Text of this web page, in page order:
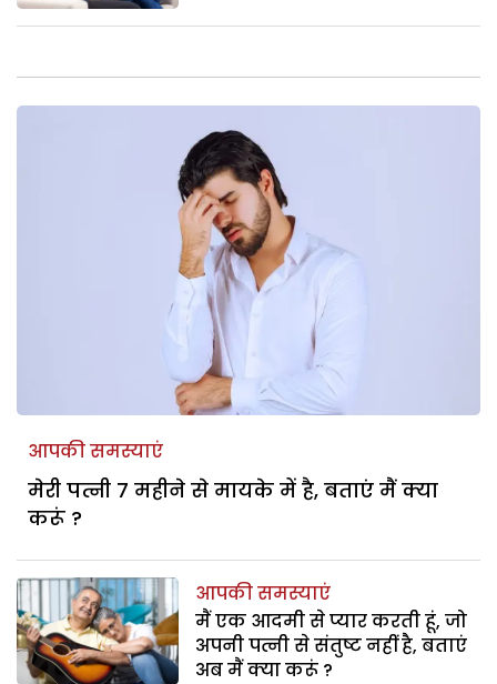
आपकी समस्याएं
मेरी पत्नी 7 महीने से मायके में है, बताएं मैं क्या
करूं ?
आपकी समस्याएं
मैं एक आदमी से प्यार करती हूं, जो
अपनी पत्नी से संतुष्ट नहीं है, बताएं
अब मैं क्या करूं ?